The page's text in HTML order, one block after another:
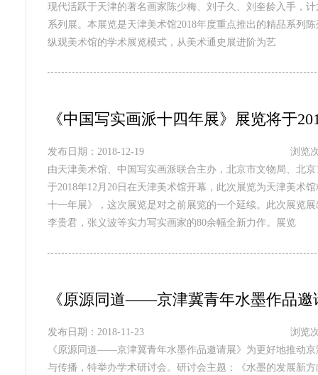
现代活跃于天津的著名画家陈少梅、刘子久、刘奎龄入手，
系列展。本展览是天津美术馆2018年度重点推出的精品系列
纵观美术馆的学术展览模式，从美术通史展进阶为艺
《中国写实画派十四年展》展览将于
发布日期：2018-12-19
浏览
由天津美术馆、中国写实画派联合主办，北京市文物局、北
于2018年12月20日在天津美术馆开幕，此次展览为天津美术
十一年展》，这次展览是对之前展览的一个延续。此次展览
李贵君，张义波等实力写实画家的80余幅全新力作。展览
《原源同道——京津冀青年水墨作品邀
发布日期：2018-11-23
浏览
《原源同道——京津冀青年水墨作品邀请展》为更好地推动
与传播，特举办学术研讨会。研讨会主题：《水墨的发展新